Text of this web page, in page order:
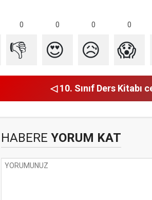
0 0 0 0
👎 😍 😥 😱
◁ 10. Sınıf Ders Kitabı
HABERE YORUM KAT